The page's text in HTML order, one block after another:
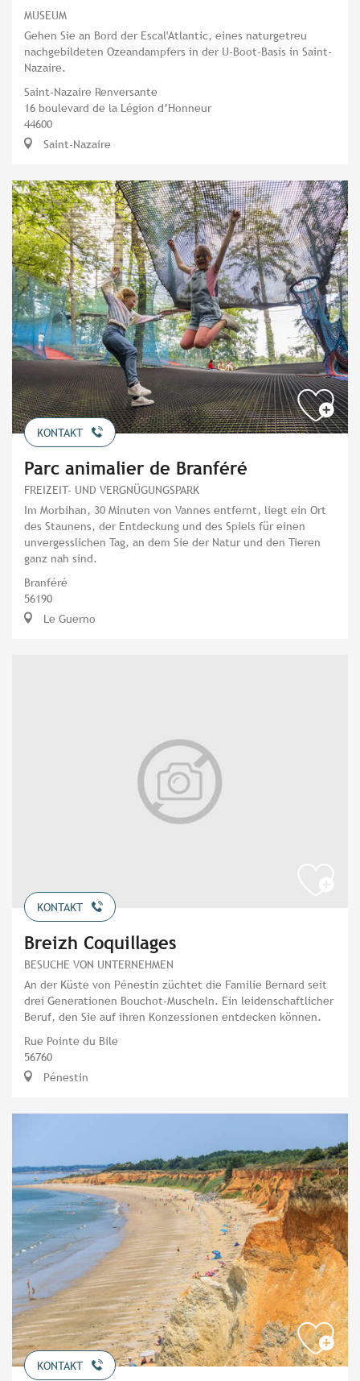
MUSEUM
Gehen Sie an Bord der Escal'Atlantic, eines naturgetreu
nachgebildeten Ozeandampfers in der U-Boot-Basis in Saint-
Nazaire.
Saint-Nazaire Renversante
16 boulevard de la Légion d’Honneur
44600
Saint-Nazaire
KONTAKT
Parc animalier de Branféré
FREIZEIT- UND VERGNÜGUNGSPARK
Im Morbihan, 30 Minuten von Vannes entfernt, liegt ein Ort
des Staunens, der Entdeckung und des Spiels für einen
unvergesslichen Tag, an dem Sie der Natur und den Tieren
ganz nah sind.
Branféré
56190
Le Guerno
KONTAKT
Breizh Coquillages
BESUCHE VON UNTERNEHMEN
An der Küste von Pénestin züchtet die Familie Bernard seit
drei Generationen Bouchot-Muscheln. Ein leidenschaftlicher
Beruf, den Sie auf ihren Konzessionen entdecken können.
Rue Pointe du Bile
56760
Pénestin
KONTAKT